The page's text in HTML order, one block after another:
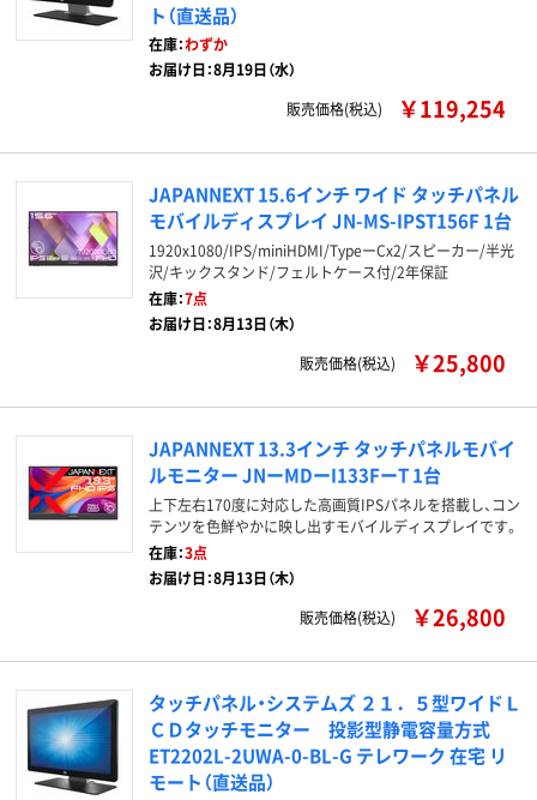
ト（直送品）
在庫：わずか
お届け日：8月19日（水）
販売価格(税込)
￥119,254
JAPANNEXT 15.6インチ ワイド タッチパネル
モバイルディスプレイ JN-MS-IPST156F 1台
1920x1080/IPS/miniHDMI/TypeーCx2/スピーカー/半光
沢/キックスタンド/フェルトケース付/2年保証
在庫：7点
お届け日：8月13日（木）
販売価格(税込)
￥25,800
JAPANNEXT 13.3インチ タッチパネルモバイ
ルモニター JNーMDーI133FーT 1台
上下左右170度に対応した高画質IPSパネルを搭載し、コン
テンツを色鮮やかに映し出すモバイルディスプレイです。
在庫：3点
お届け日：8月13日（木）
販売価格(税込)
￥26,800
タッチパネル・システムズ ２１．５型ワイドＬ
ＣＤタッチモニター 投影型静電容量方式
ET2202L-2UWA-0-BL-G テレワーク 在宅 リ
モート（直送品）